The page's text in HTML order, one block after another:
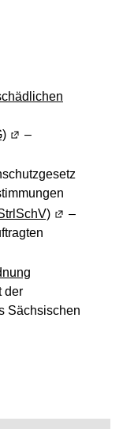
(Wird in einem
–
(Wird in
–
Fenster geöffnet)
der
Sächsischen